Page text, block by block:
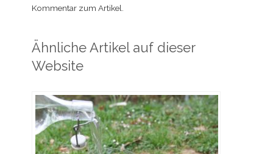
Kommentar zum Artikel.
Ähnliche Artikel auf dieser
Website